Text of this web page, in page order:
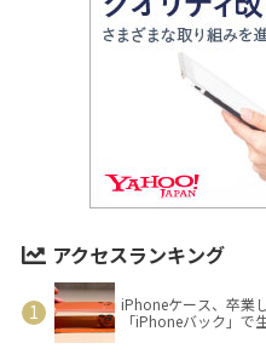
アクセスランキング
iPhoneケース、卒業
「iPhoneバック」で